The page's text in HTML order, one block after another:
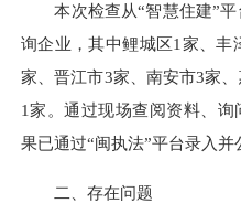
本次检查从“智慧住建”平
询企业，其中鲤城区1家、丰
家、晋江市3家、南安市3家
1家。通过现场查阅资料、
果已通过“闽执法”平台录入并
二、存在问题